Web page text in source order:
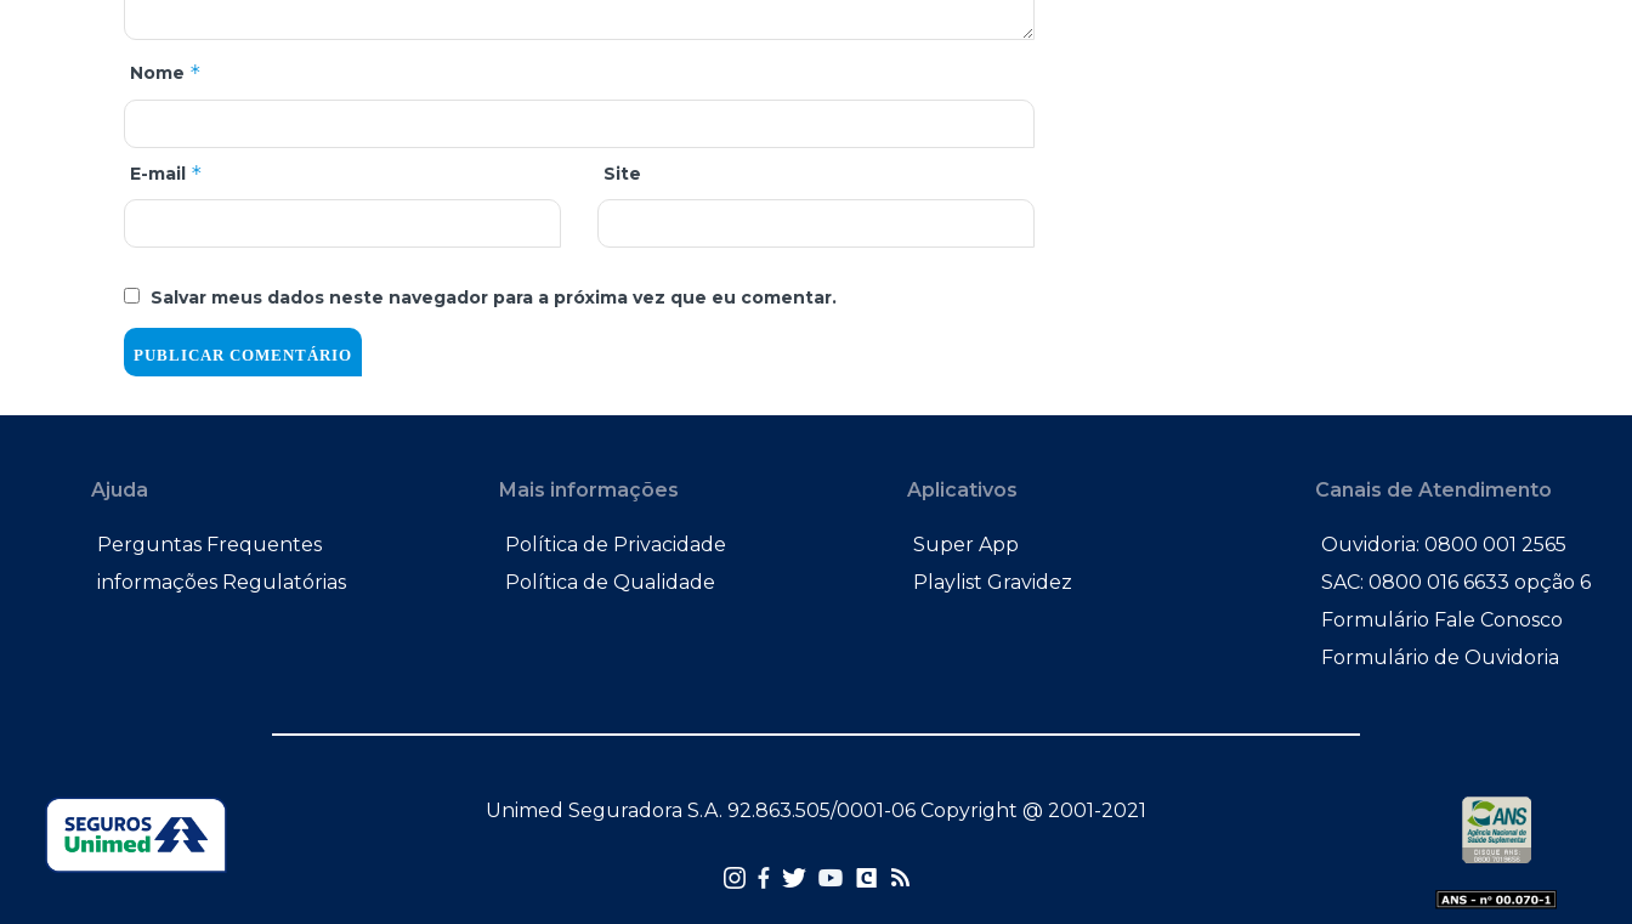
Nome *
E-mail * Site
Salvar meus dados neste navegador para a próxima vez que eu comentar.
Ajuda
Perguntas Frequentes
informações Regulatórias
Mais informações
Política de Privacidade
Política de Qualidade
Aplicativos
Super App
Playlist Gravidez
Canais de Atendimento
Ouvidoria: 0800 001 2565
SAC: 0800 016 6633 opção 6
Formulário Fale Conosco
Formulário de Ouvidoria
Unimed Seguradora S.A. 92.863.505/0001-06 Copyright @ 2001-2021